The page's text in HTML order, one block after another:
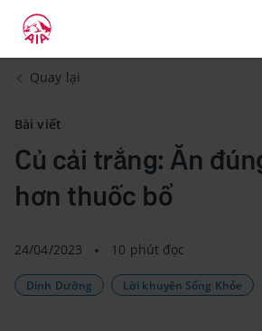
Quay lại
Bài viết
Củ cải trắng: Ăn
hơn thuốc bổ
24/04/2023 10 phút đọc
Dinh Dưỡng Lời khuyên Sống Khỏe